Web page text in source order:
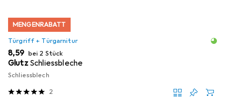
MENGENRABATT
Türgriff + Türgarnitur
EUR
8,59 bei 2 Stück
Glutz Schliessbleche
Schliessblech
2